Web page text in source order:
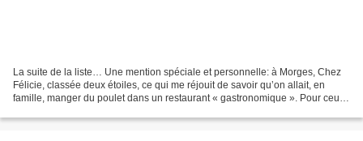
La suite de la liste… Une mention spéciale et personnelle: à Morges, Chez
Félicie, classée deux étoiles, ce qui me réjouit de savoir qu’on allait, en
famille, manger du poulet dans un restaurant « gastronomique ». Pour ceux